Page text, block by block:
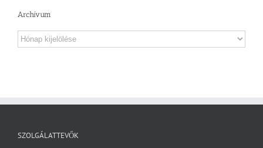
Archívum
Archívum
SZOLGÁLATTEVŐK